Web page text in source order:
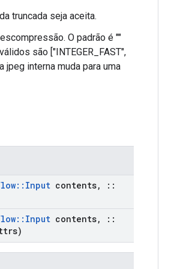
truncada seja aceita.
O padrão é ""
são ["INTEGER_FAST",
jpeg interna muda para uma
:: Input contents, ::
:: Input contents,
::